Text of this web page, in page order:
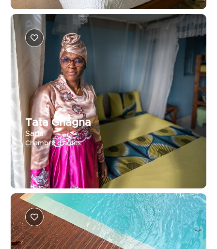
Tata Gnagna
Sada
Chambre d'hôtes